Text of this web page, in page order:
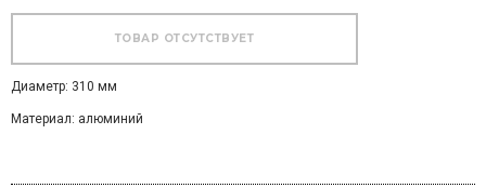
Диаметр: 310 мм
Материал: алюминий